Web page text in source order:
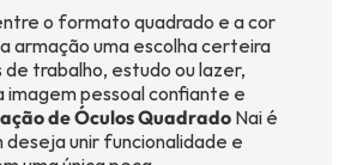
o formato quadrado e a cor
armação uma escolha certeira
trabalho, estudo ou lazer,
imagem pessoal confiante e
de Óculos Quadrado Nai é
deseja unir funcionalidade e